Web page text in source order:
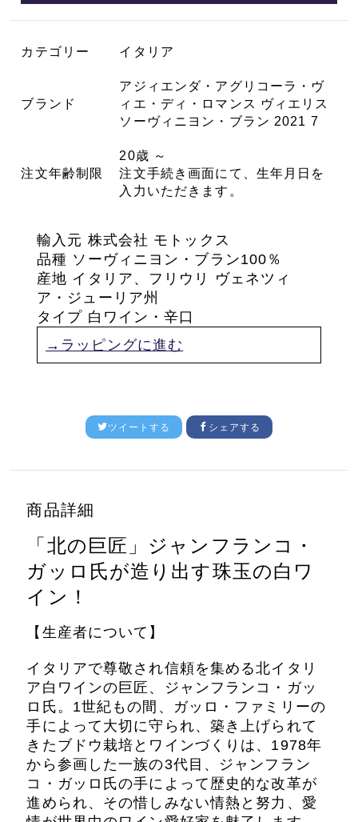
カテゴリー イタリア
ブランド
アジィエンダ・アグリコーラ・ヴ
ィエ・ディ・ロマンス ヴィエリス
ソーヴィニヨン・ブラン 2021 7
注文年齢制限
20歳 ～
注文手続き画面にて、生年月日を
入力いただきます。
輸入元 株式会社 モトックス
品種 ソーヴィニヨン・ブラン100％
産地 イタリア、フリウリ ヴェネツィ
ア・ジューリア州
タイプ 白ワイン・辛口
→ラッピングに進む
ツイートする シェアする
商品詳細
「北の巨匠」ジャンフランコ・
ガッロ氏が造り出す珠玉の白ワ
イン！
【生産者について】
イタリアで尊敬され信頼を集める北イタリ
ア白ワインの巨匠、ジャンフランコ・ガッ
ロ氏。1世紀もの間、ガッロ・ファミリーの
手によって大切に守られ、築き上げられて
きたブドウ栽培とワインづくりは、1978年
から参画した一族の3代目、ジャンフラン
コ・ガッロ氏の手によって歴史的な改革が
進められ、その惜しみない情熱と努力、愛